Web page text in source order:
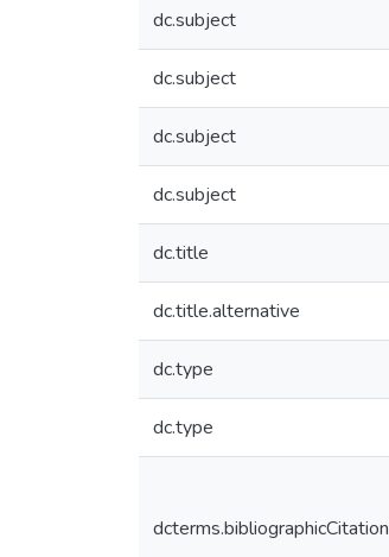
dc.subject
dc.subject
dc.subject
dc.subject
dc.title
dc.title.alternative
dc.type
dc.type
dcterms.bibliographicCitation